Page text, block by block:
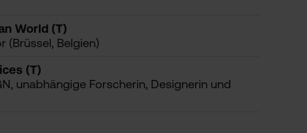
World (T)
(Brüssel, Belgien)
(T)
unabhängige Forscherin, Designerin und